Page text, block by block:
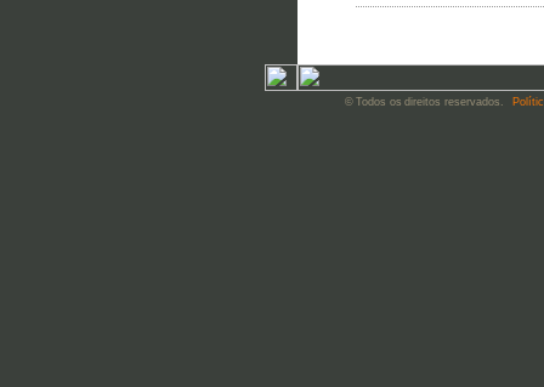
© Todos os direitos reservados.